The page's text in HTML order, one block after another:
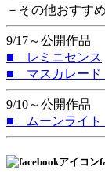
－その他おすす
9/17～公開作品
■ レミニセンス
■ マスカレード
9/10～公開作品
■ ムーンライト